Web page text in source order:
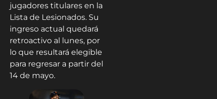
jugadores titulares en la
Lista de Lesionados. Su
ingreso actual quedará
retroactivo al lunes, por
lo que resultará elegible
para regresar a partir del
14 de mayo.